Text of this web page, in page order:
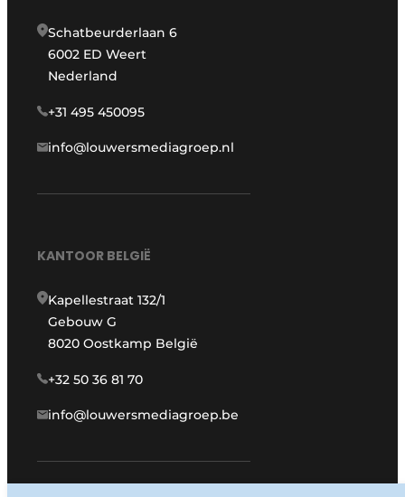
Schatbeurderlaan 6
6002 ED Weert
Nederland
+31 495 450095
info@louwersmediagroep.nl
KANTOOR BELGIË
Kapellestraat 132/1
Gebouw G
8020 Oostkamp België
+32 50 36 81 70
info@louwersmediagroep.be